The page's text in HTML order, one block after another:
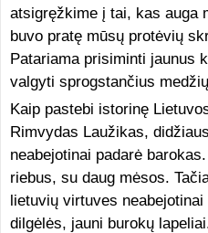
atsigręžkime į tai, kas auga
buvo pratę mūsų protėvių
Patariama prisiminti jaunus
valgyti sprogstančius
Kaip pastebi istorinę
Rimvydas Laužikas,
neabejotinai padarė
riebus, su daug mėsos.
lietuvių virtuves
dilgėlės, jauni burokų